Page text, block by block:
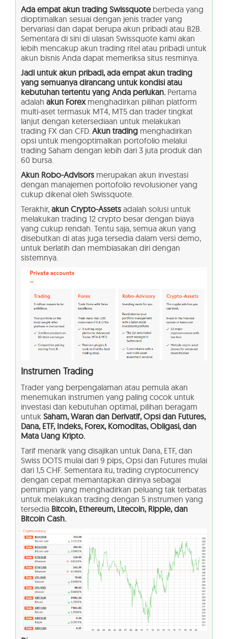
Ada empat akun trading Swissquoteberbeda yang
dioptimalkan sesuai dengan jenis trader yang
bervariasi dan dapat berupa akun pribadi atau B2B.
Sementara di sini di ulasan Swissquote kami akan
lebih mencakup akun trading ritel atau pribadi untuk
akun bisnis Anda dapat memeriksa situs resminya.
Jadi untuk akun pribadi, ada empat akun trading
yang semuanya dirancang untuk kondisi atau
kebutuhan tertentu yang Anda perlukan. Pertama
adalah akun Forexmenghadirkan pilihan platform
multi-aset termasuk MT4, MT5 dan trader tingkat
lanjut dengan ketersediaan untuk melakukan
trading FX dan CFD. Akun trading menghadirkan
opsi untuk mengoptimalkan portofolio melalui
trading Saham dengan lebih dari 3 juta produk dan
60 bursa.
Akun Robo-Advisors merupakan akun investasi
dengan manajemen portofolio revolusioner yang
cukup dikenal oleh Swissquote.
Terakhir, akun Crypto-Assets adalah solusi untuk
melakukan trading 12 crypto besar dengan biaya
yang cukup rendah. Tentu saja, semua akun yang
disebutkan di atas juga tersedia dalam versi demo,
untuk berlatih dan membiasakan diri dengan
sistemnya.
Instrumen Trading
Trader yang berpengalaman atau pemula akan
menemukan instrumen yang paling cocok untuk
investasi dan kebutuhan optimal, pilihan beragam
untuk Saham, Waran dan Derivatif, Opsi dan Futures,
Dana, ETF, Indeks, Forex, Komoditas, Obligasi, dan
Mata Uang Kripto.
Tarif menarik yang disajikan untuk Dana, ETF, dan
Swiss DOTS mulai dari 9 pips, Opsi dan Futures mulai
dari 1,5 CHF. Sementara itu, trading cryptocurrency
dengan cepat memantapkan dirinya sebagai
pemimpin yang menghadirkan peluang tak terbatas
untuk melakukan trading dengan 5 instrumen yang
tersedia Bitcoin, Ethereum, Litecoin, Ripple, dan
Bitcoin Cash.